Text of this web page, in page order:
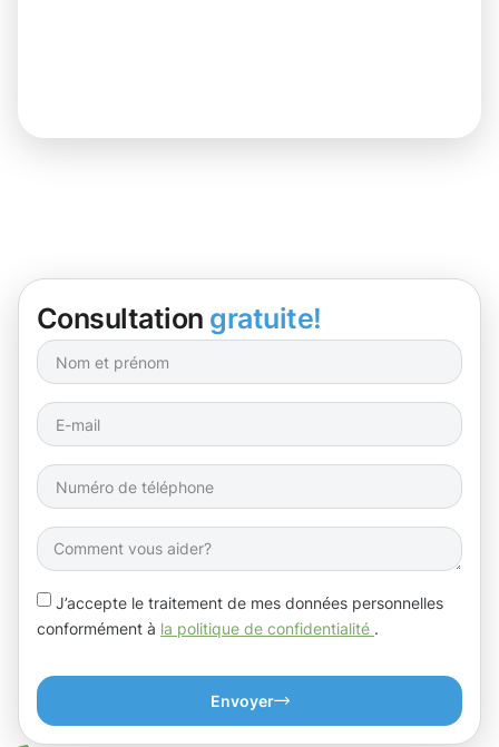
Consultation gratuite!
J’accepte le traitement de mes données personnelles
conformément à la politique de confidentialité .
Envoyer